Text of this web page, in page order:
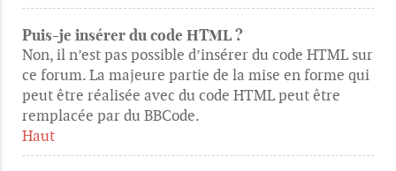
Puis-je insérer du code HTML ?
Non, il n’est pas possible d’insérer du code HTML sur
ce forum. La majeure partie de la mise en forme qui
peut être réalisée avec du code HTML peut être
remplacée par du BBCode.
Haut